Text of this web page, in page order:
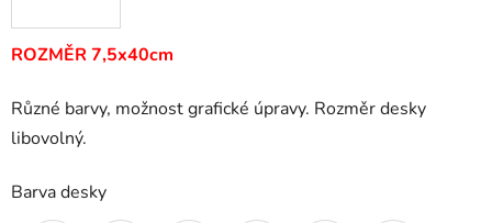
ROZMĚR 7,5x40cm
Různé barvy, možnost grafické úpravy. Rozměr desky
libovolný.
Barva desky